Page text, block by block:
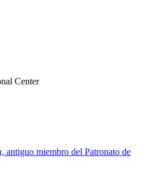
Center
antiguo miembro del Patronato de